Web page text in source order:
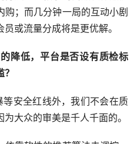
；而几分钟一局的互动小剧
或流量分成将是更优解。
降低，平台是否设有质检标
安全红线外，我们不会在质
大众的审美是千人千面的。